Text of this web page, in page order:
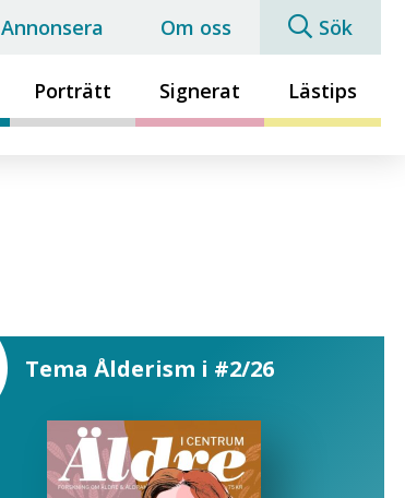
Porträtt Signerat Lästips
Annonsera Om oss Sök
Tema Ålderism i #2/26